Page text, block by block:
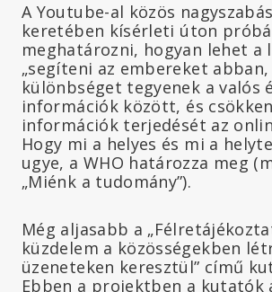
A Youtube-al közös
keretében kísérleti úton
meghatározni, hogyan lehet a
„segíteni az embereket
különbséget tegyenek a valós
információk között, és
információk terjedését az
Hogy mi a helyes és mi a
ugye, a WHO határozza meg
„Miénk a tudomány”).
Még aljasabb a
küzdelem a közösségekben
üzeneteken keresztül” című
Ebben a projektben a kutatók